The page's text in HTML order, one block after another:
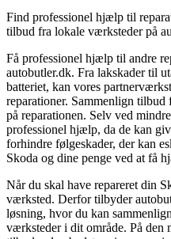
Find professionel hjælp til
tilbud fra lokale værksteder på
Få professionel hjælp til andre
autobutler.dk. Fra lakskader til
batteriet, kan vores
reparationer. Sammenlign
på reparationen. Selv ved
professionel hjælp, da de kan
forhindre følgeskader, der kan
Skoda og dine penge ved at få
Når du skal have repareret din
værksted. Derfor tilbyder
løsning, hvor du kan
værksteder i dit område. På den